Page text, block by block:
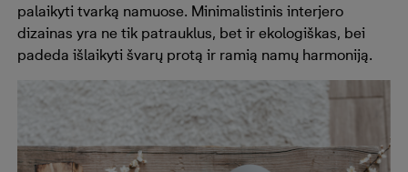
palaikyti tvarką namuose. Minimalistinis interjero
dizainas yra ne tik patrauklus, bet ir ekologiškas, bei
padeda išlaikyti švarų protą ir ramią namų harmoniją.